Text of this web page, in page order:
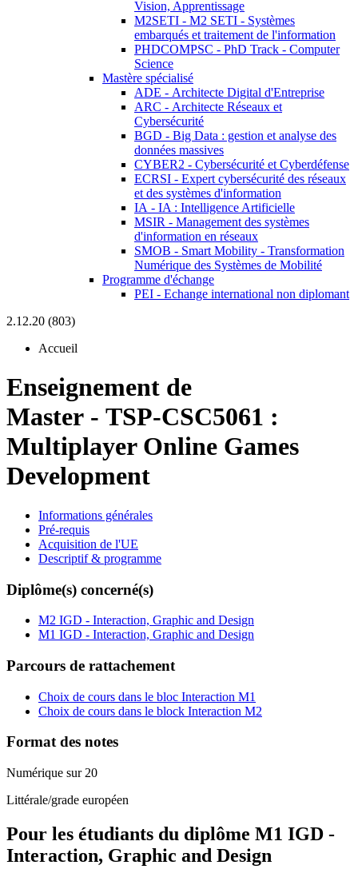
Vision, Apprentissage
M2SETI - M2 SETI - Systèmes
embarqués et traitement de l'information
PHDCOMPSC - PhD Track - Computer
Science
Mastère spécialisé
ADE - Architecte Digital d'Entreprise
ARC - Architecte Réseaux et
Cybersécurité
BGD - Big Data : gestion et analyse des
données massives
CYBER2 - Cybersécurité et Cyberdéfense
ECRSI - Expert cybersécurité des réseaux
et des systèmes d'information
IA - IA : Intelligence Artificielle
MSIR - Management des systèmes
d'information en réseaux
SMOB - Smart Mobility - Transformation
Numérique des Systèmes de Mobilité
Programme d'échange
PEI - Echange international non diplomant
2.12.20 (803)
Accueil
Enseignement de
Master - TSP-CSC5061 :
Multiplayer Online Games
Development
Informations générales
Pré-requis
Acquisition de l'UE
Descriptif & programme
Diplôme(s) concerné(s)
M2 IGD - Interaction, Graphic and Design
M1 IGD - Interaction, Graphic and Design
Parcours de rattachement
Choix de cours dans le bloc Interaction M1
Choix de cours dans le block Interaction M2
Format des notes
Numérique sur 20
Littérale/grade européen
Pour les étudiants du diplôme M1 IGD -
Interaction, Graphic and Design